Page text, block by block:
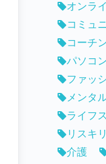
オンラ
コミュ
コーチ
パソコ
ファッ
メンタ
ライフ
リスキ
介護